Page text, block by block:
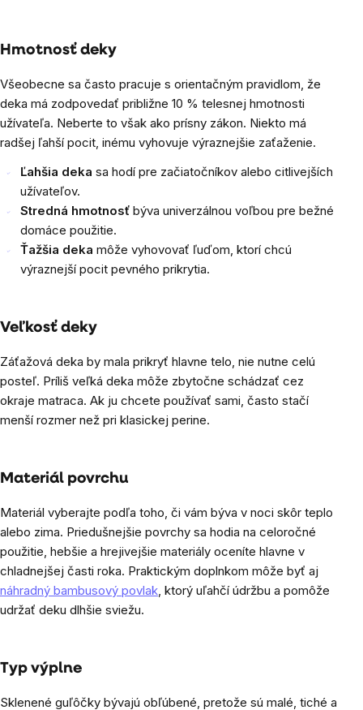
Hmotnosť deky
Všeobecne sa často pracuje s orientačným pravidlom, že
deka má zodpovedať približne 10 % telesnej hmotnosti
užívateľa. Neberte to však ako prísny zákon. Niekto má
radšej ľahší pocit, inému vyhovuje výraznejšie zaťaženie.
Ľahšia deka sa hodí pre začiatočníkov alebo citlivejších
užívateľov.
Stredná hmotnosť býva univerzálnou voľbou pre bežné
domáce použitie.
Ťažšia deka môže vyhovovať ľuďom, ktorí chcú
výraznejší pocit pevného prikrytia.
Veľkosť deky
Záťažová deka by mala prikryť hlavne telo, nie nutne celú
posteľ. Príliš veľká deka môže zbytočne schádzať cez
okraje matraca. Ak ju chcete používať sami, často stačí
menší rozmer než pri klasickej perine.
Materiál povrchu
Materiál vyberajte podľa toho, či vám býva v noci skôr teplo
alebo zima. Priedušnejšie povrchy sa hodia na celoročné
použitie, hebšie a hrejivejšie materiály oceníte hlavne v
chladnejšej časti roka. Praktickým doplnkom môže byť aj
náhradný bambusový povlak, ktorý uľahčí údržbu a pomôže
udržať deku dlhšie sviežu.
Typ výplne
Sklenené guľôčky bývajú obľúbené, pretože sú malé, tiché a